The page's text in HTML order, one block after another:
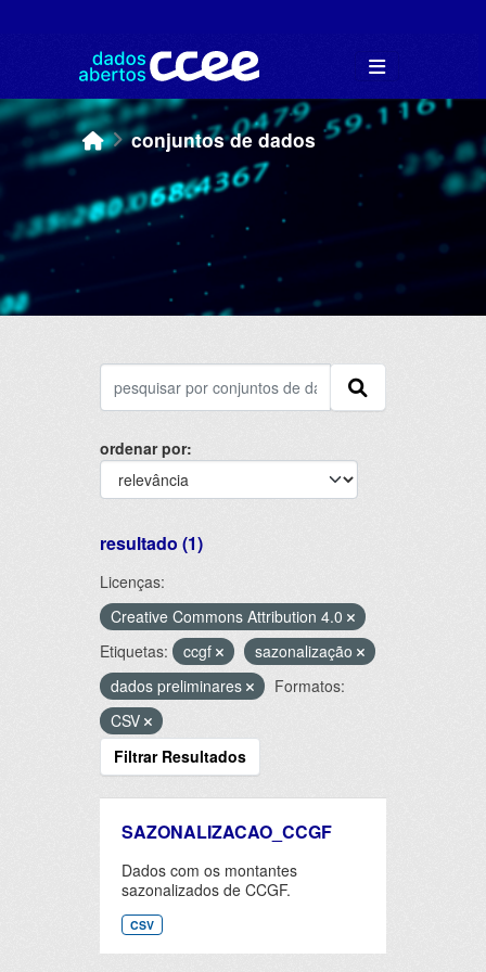
conjuntos de dados
ordenar por
resultado (1)
Licenças:
Creative Commons Attribution 4.0
Etiquetas:
ccgf
sazonalização
dados preliminares
Formatos:
CSV
Filtrar Resultados
SAZONALIZACAO_CCGF
Dados com os montantes
sazonalizados de CCGF.
CSV